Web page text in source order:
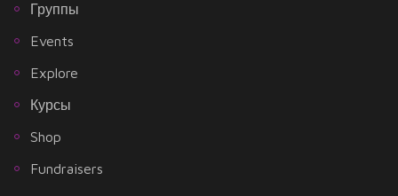
Группы
Events
Explore
Курсы
Shop
Fundraisers